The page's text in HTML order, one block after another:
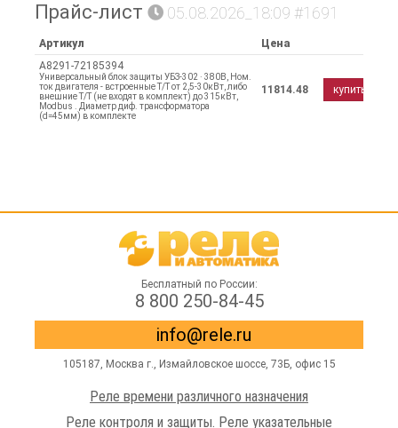
Прайс-лист 05.08.2026_18:09 #1691
Артикул
Цена
A8291-72185394
Универсальный блок защиты УБЗ-302 · 380В, Ном.
ток двигателя - встроенные Т/Т от 2,5-30кВт, либо
внешние Т/Т (не входят в комплект) до 315кВт,
Modbus . Диаметр диф. трансформатора
(d=45мм) в комплекте
11814.48 купить
Бесплатный по России:
8 800 250-84-45
info@rele.ru
105187, Москва г., Измайловское шоссе, 73Б, офис 15
Реле времени различного назначения
Реле контроля и защиты. Реле указательные